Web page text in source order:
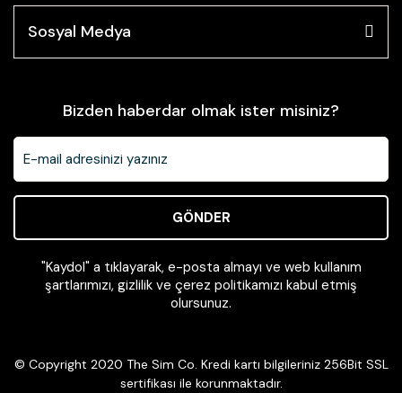
Sosyal Medya
Bizden haberdar olmak ister misiniz?
GÖNDER
"Kaydol" a tıklayarak, e-posta almayı ve web kullanım
şartlarımızı, gizlilik ve çerez politikamızı kabul etmiş
olursunuz.
© Copyright 2020 The Sim Co. Kredi kartı bilgileriniz 256Bit SSL
sertifikası ile korunmaktadır.